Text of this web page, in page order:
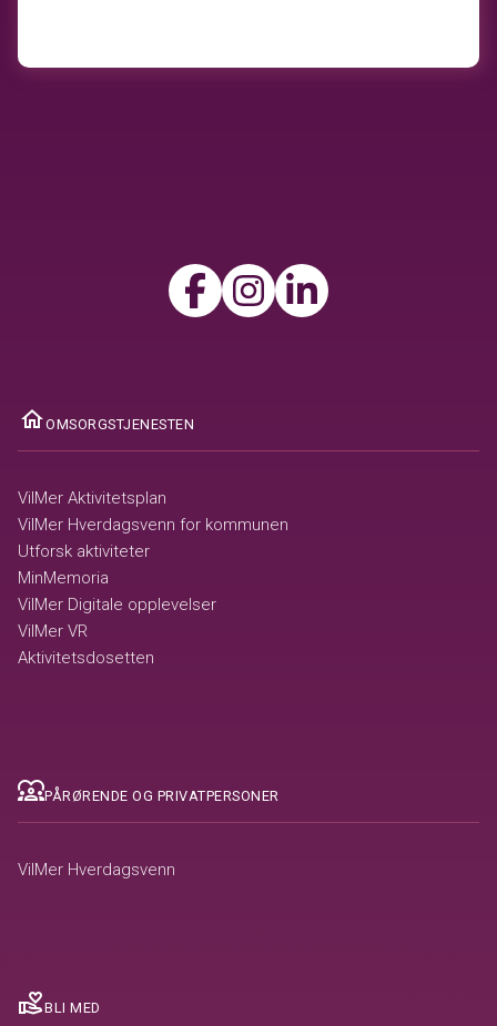
OMSORGSTJENESTEN
VilMer Aktivitetsplan
VilMer Hverdagsvenn for kommunen
Utforsk aktiviteter
MinMemoria
VilMer Digitale opplevelser
VilMer VR
Aktivitetsdosetten
diversity_1PÅRØRENDE OG PRIVATPERSONER
VilMer Hverdagsvenn
volunteer_activismBLI MED